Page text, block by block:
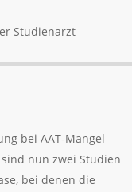
Studienarzt
bei AAT-Mangel
nun zwei Studien
bei denen die